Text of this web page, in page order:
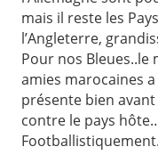
mais il reste les
l’Angleterre,
Pour nos Bleues..le
amies marocaines
présente bien
contre le pays